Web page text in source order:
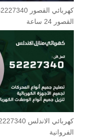
القصور 24 ساعة
الفروانية